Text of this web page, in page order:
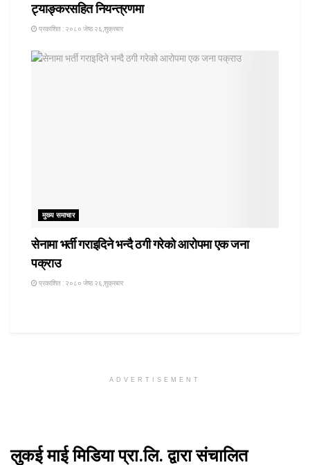
ट्याङ्करसहित नियन्त्रणमा
प्रकाशित : २०८० जेष्ठ २६,शुक्रबार
मुख्य समाचार
सेनामा भर्ती गराइदिने भन्दै ठगी गरेको आरोपमा एक जना
पक्राउ
प्रकाशित : २०८० जेष्ठ २६,शुक्रबार
ADVERTISEMENT
लुकई माई मिडिया प्रा.लि. द्वारा संचालित